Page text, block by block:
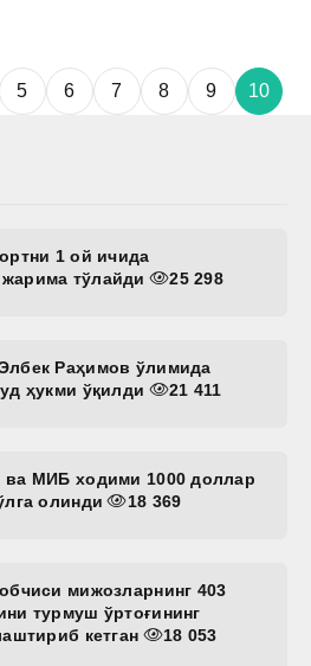
5 6 7 8 9 10
1 ой ичида
тўлайди
25 298
Раҳимов ўлимида
ҳукми ўқилди
21 411
ва МИБ ходими 1000 доллар
олинди
18 369
мижозларнинг 403
турмуш ўртоғининг
кетган
18 053